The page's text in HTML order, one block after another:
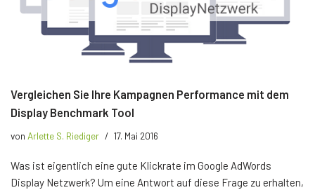
Vergleichen Sie Ihre Kampagnen Performance mit dem
Display Benchmark Tool
von Arlette S. Riediger 17. Mai 2016
Was ist eigentlich eine gute Klickrate im Google AdWords
Display Netzwerk? Um eine Antwort auf diese Frage zu erhalten,